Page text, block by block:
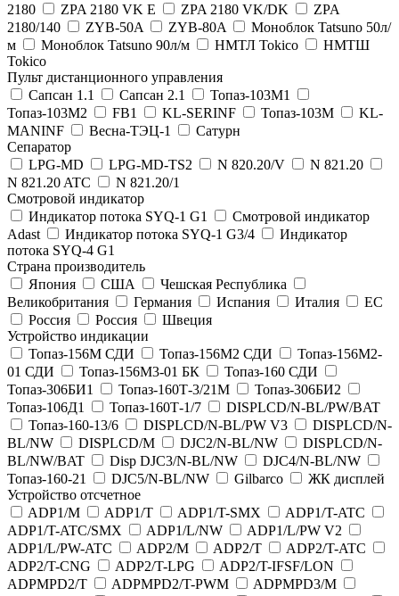
2180
ZPA 2180 VK E ZPA 2180 VK/DK
ZPA
2180/140
ZYB-50A ZYB-80A
Моноблок Tatsuno 50л/
м
Моноблок Tatsuno 90л/м НМТЛ Tokico
НМТШ
Tokico
Пульт дистанционного управления
Сапсан 1.1
Сапсан 2.1
Топаз-103М1
Топаз-103М2
FB1 KL-SERINF Топаз-103М
KL-
MANINF
Весна-ТЭЦ-1
Сатурн
Сепаратор
LPG-MD
LPG-MD-TS2 N 820.20/V
N 821.20
N 821.20 ATC
N 821.20/1
Смотровой индикатор
Индикатор потока SYQ-1 G1
Смотровой индикатор
Adast
Индикатор потока SYQ-1 G3/4
Индикатор
потока SYQ-4 G1
Страна производитель
Япония
США
Чешская Республика
Великобритания
Германия Испания Италия
ЕС
Россия
Россия
Швеция
Устройство индикации
Топаз-156М СДИ
Топаз-156М2 СДИ
Топаз-156М2-
01 СДИ
Топаз-156М3-01 БК
Топаз-160 СДИ
Топаз-306БИ1
Топаз-160Т-3/21М
Топаз-306БИ2
Топаз-106Д1
Топаз-160Т-1/7
DISPLCD/N-BL/PW/BAT
Топаз-160-13/6
DISPLCD/N-BL/PW V3
DISPLCD/N-
BL/NW
DISPLCD/M DJC2/N-BL/NW
DISPLCD/N-
BL/NW/BAT
Disp DJC3/N-BL/NW
DJC4/N-BL/NW
Топаз-160-21
DJC5/N-BL/NW Gilbarco
ЖК дисплей
Устройство отсчетное
ADP1/M
ADP1/T ADP1/T-SMX
ADP1/T-ATC
ADP1/T-ATC/SMX
ADP1/L/NW
ADP1/L/PW V2
ADP1/L/PW-ATC
ADP2/M ADP2/T
ADP2/T-ATC
ADP2/T-CNG
ADP2/T-LPG
ADP2/T-IFSF/LON
ADPMPD2/T
ADPMPD2/T-PWM
ADPMPD3/M